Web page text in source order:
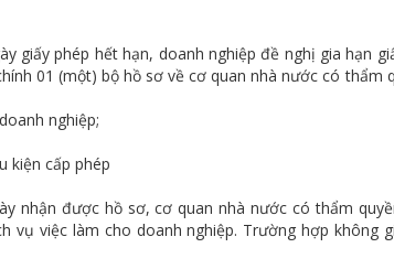
giấy phép hết hạn, doanh nghiệp đề nghị gia hạn
01 (một) bộ hồ sơ về cơ quan nhà nước có thẩm
nghiệp;
kiện cấp phép
nhận được hồ sơ, cơ quan nhà nước có thẩm
vụ việc làm cho doanh nghiệp. Trường hợp không